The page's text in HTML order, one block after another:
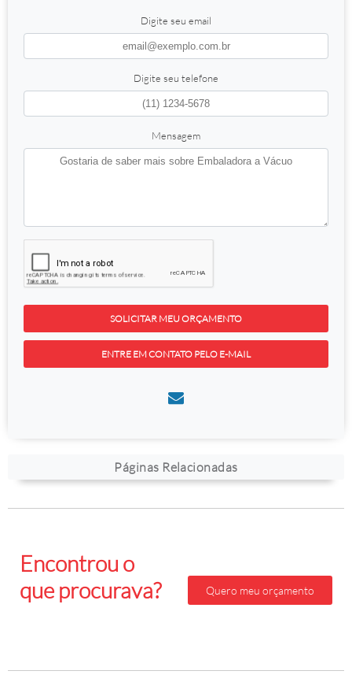
Digite seu email
Digite seu telefone
Mensagem
SOLICITAR MEU ORÇAMENTO
ENTRE EM CONTATO PELO E-MAIL
Páginas Relacionadas
Encontrou o
que procurava?
Quero meu orçamento